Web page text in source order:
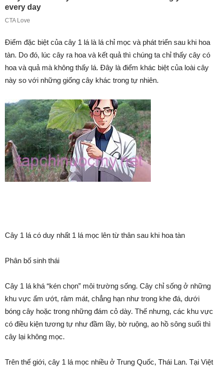
Điểm đặc biệt của cây 1 lá là lá chỉ mọc và phát triển sau khi hoa
tàn. Do đó, lúc cây ra hoa và kết quả thì chúng ta chỉ thấy cây có
hoa và quả mà không thấy lá. Đây là điểm khác biệt của loài cây
này so với những giống cây khác trong tự nhiên.
Cây 1 lá có duy nhất 1 lá mọc lên từ thân sau khi hoa tàn
Phân bố sinh thái
Cây 1 lá khá “kén chọn” môi trường sống. Cây chỉ sống ở những
khu vực ẩm ướt, râm mát, chẳng hạn như trong khe đá, dưới
bóng cây hoặc trong những đám cỏ dày. Thế nhưng, các khu vực
có điều kiện tương tự như đầm lầy, bờ ruộng, ao hồ sông suối thì
cây lại không mọc.
Trên thế giới, cây 1 lá mọc nhiều ở Trung Quốc, Thái Lan. Tại Việt